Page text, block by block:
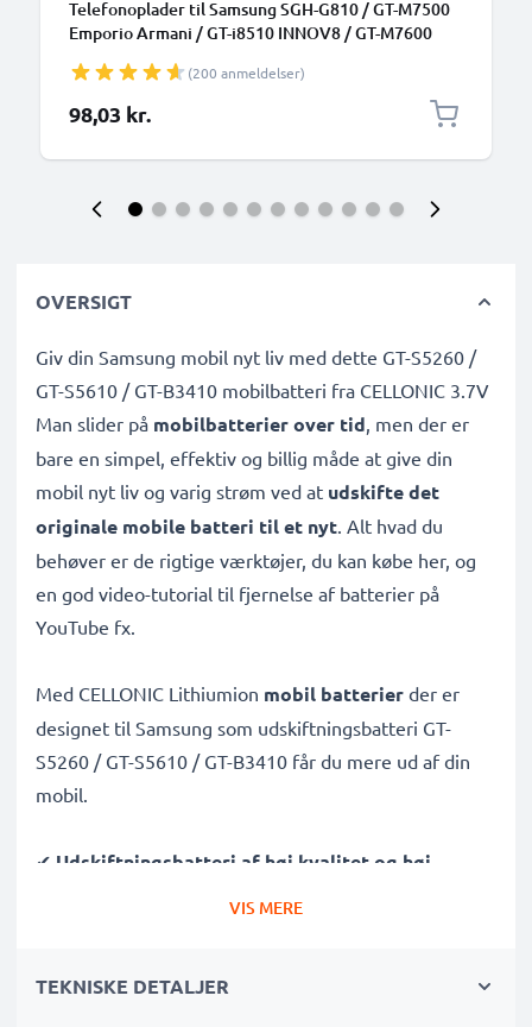
Telefonoplader til Samsung SGH-G810 / GT-M7500
Emporio Armani / GT-i8510 INNOV8 / GT-M7600
1000mA
(200 anmeldelser)
98,03 kr.
OVERSIGT
Giv din Samsung mobil nyt liv med dette GT-S5260 /
GT-S5610 / GT-B3410 mobilbatteri fra CELLONIC 3.7V
Man slider på mobilbatterier over tid, men der er
bare en simpel, effektiv og billig måde at give din
mobil nyt liv og varig strøm ved at udskifte det
originale mobile batteri til et nyt. Alt hvad du
behøver er de rigtige værktøjer, du kan købe her, og
en god video-tutorial til fjernelse af batterier på
YouTube fx.
Med CELLONIC Lithiumion mobil batterier der er
designet til Samsung som udskiftningsbatteri GT-
S5260 / GT-S5610 / GT-B3410 får du mere ud af din
mobil.
✔ Udskiftningsbatteri af høj kvalitet og høj
batteri lang levetid
VIS MERE
TEKNISKE DETALJER